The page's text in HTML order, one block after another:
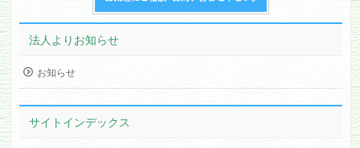
法人よりお知らせ
お知らせ
サイトインデックス